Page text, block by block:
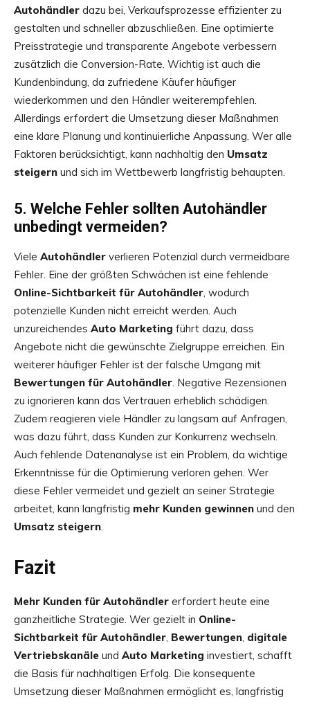
Autohändler dazu bei, Verkaufsprozesse effizienter zu
gestalten und schneller abzuschließen. Eine optimierte
Preisstrategie und transparente Angebote verbessern
zusätzlich die Conversion-Rate. Wichtig ist auch die
Kundenbindung, da zufriedene Käufer häufiger
wiederkommen und den Händler weiterempfehlen.
Allerdings erfordert die Umsetzung dieser Maßnahmen
eine klare Planung und kontinuierliche Anpassung. Wer alle
Faktoren berücksichtigt, kann nachhaltig den Umsatz
steigern und sich im Wettbewerb langfristig behaupten.
5. Welche Fehler sollten Autohändler
unbedingt vermeiden?
Viele Autohändler verlieren Potenzial durch vermeidbare
Fehler. Eine der größten Schwächen ist eine fehlende
Online-Sichtbarkeit für Autohändler, wodurch
potenzielle Kunden nicht erreicht werden. Auch
unzureichendes Auto Marketing führt dazu, dass
Angebote nicht die gewünschte Zielgruppe erreichen. Ein
weiterer häufiger Fehler ist der falsche Umgang mit
Bewertungen für Autohändler. Negative Rezensionen
zu ignorieren kann das Vertrauen erheblich schädigen.
Zudem reagieren viele Händler zu langsam auf Anfragen,
was dazu führt, dass Kunden zur Konkurrenz wechseln.
Auch fehlende Datenanalyse ist ein Problem, da wichtige
Erkenntnisse für die Optimierung verloren gehen. Wer
diese Fehler vermeidet und gezielt an seiner Strategie
arbeitet, kann langfristig mehr Kunden gewinnen und den
Umsatz steigern.
Fazit
Mehr Kunden für Autohändler erfordert heute eine
ganzheitliche Strategie. Wer gezielt in Online-
Sichtbarkeit für Autohändler, Bewertungen, digitale
Vertriebskanäle und Auto Marketing investiert, schafft
die Basis für nachhaltigen Erfolg. Die konsequente
Umsetzung dieser Maßnahmen ermöglicht es, langfristig